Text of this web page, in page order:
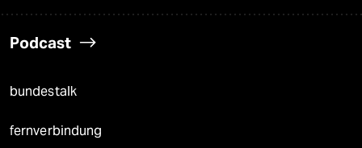
Podcast
bundestalk
fernverbindung